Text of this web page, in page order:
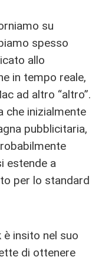
su
spesso
allo
in tempo reale,
ad altro “altro”.
che inizialmente
pubblicitaria,
estende a
per lo standard
è insito nel suo
di ottenere